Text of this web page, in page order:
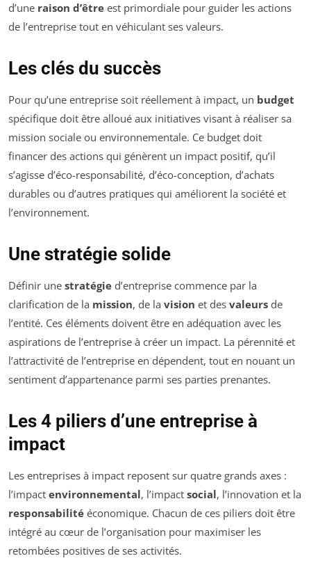
d’une raison d’être est primordiale pour guider les actions
de l’entreprise tout en véhiculant ses valeurs.
Les clés du succès
Pour qu’une entreprise soit réellement à impact, un budget
spécifique doit être alloué aux initiatives visant à réaliser sa
mission sociale ou environnementale. Ce budget doit
financer des actions qui génèrent un impact positif, qu’il
s’agisse d’éco-responsabilité, d’éco-conception, d’achats
durables ou d’autres pratiques qui améliorent la société et
l’environnement.
Une stratégie solide
Définir une stratégie d’entreprise commence par la
clarification de la mission, de la vision et des valeurs de
l’entité. Ces éléments doivent être en adéquation avec les
aspirations de l’entreprise à créer un impact. La pérennité et
l’attractivité de l’entreprise en dépendent, tout en nouant un
sentiment d’appartenance parmi ses parties prenantes.
Les 4 piliers d’une entreprise à
impact
Les entreprises à impact reposent sur quatre grands axes :
l’impact environnemental, l’impact social, l’innovation et la
responsabilité économique. Chacun de ces piliers doit être
intégré au cœur de l’organisation pour maximiser les
retombées positives de ses activités.